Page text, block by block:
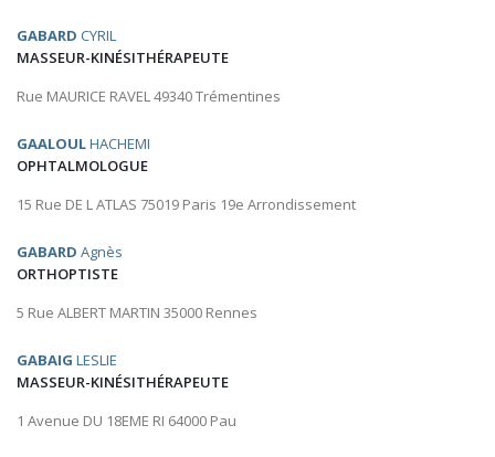
GABARD CYRIL
MASSEUR-KINÉSITHÉRAPEUTE
Rue MAURICE RAVEL 49340 Trémentines
GAALOULHACHEMI
OPHTALMOLOGUE
15 Rue DE L ATLAS 75019 Paris 19e Arrondissement
GABARD Agnès
ORTHOPTISTE
5 Rue ALBERT MARTIN 35000 Rennes
GABAIG LESLIE
MASSEUR-KINÉSITHÉRAPEUTE
1 Avenue DU 18EME RI 64000 Pau